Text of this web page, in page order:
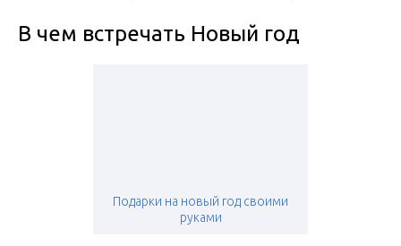
В чем встречать Новый год
Подарки на новый год своими
руками